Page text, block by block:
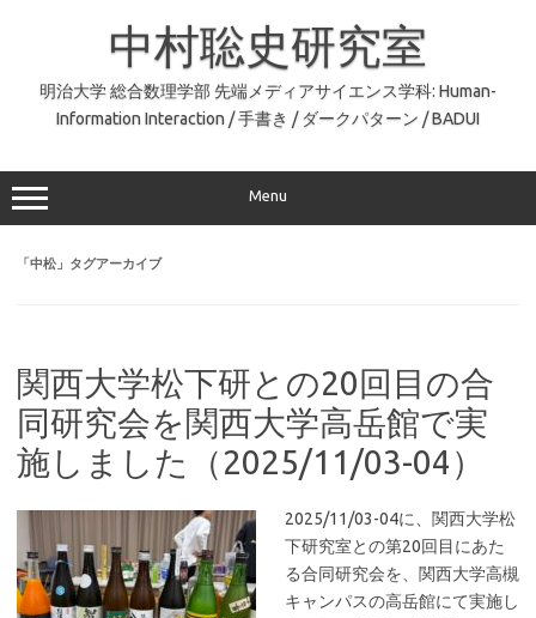
中村聡史研究室
明治大学 総合数理学部 先端メディアサイエンス学科: Human-
Information Interaction / 手書き / ダークパターン / BADUI
Menu
「中松 」タグアーカイブ
関西大学松下研との20回目の合
同研究会を関西大学高岳館で実
施しました（2025/11/03-04）
2025/11/03-04に、関西大学松
下研究室との第20回目にあた
る合同研究会を、関西大学高槻
キャンパスの高岳館にて実施し